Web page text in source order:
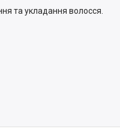
та укладання волосся.